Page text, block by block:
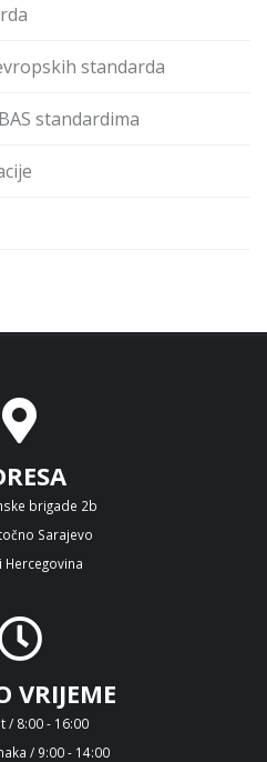
standarda
standardima
brigade 2b
Sarajevo
Hercegovina
VRIJEME
/ 8:00 - 16:00
/ 9:00 - 14:00